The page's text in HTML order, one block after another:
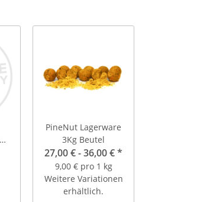
PineNut Lagerware
3Kg Beutel
27,00 € -36,00 €*
9,00 € pro 1 kg
Weitere Variationen
erhältlich.